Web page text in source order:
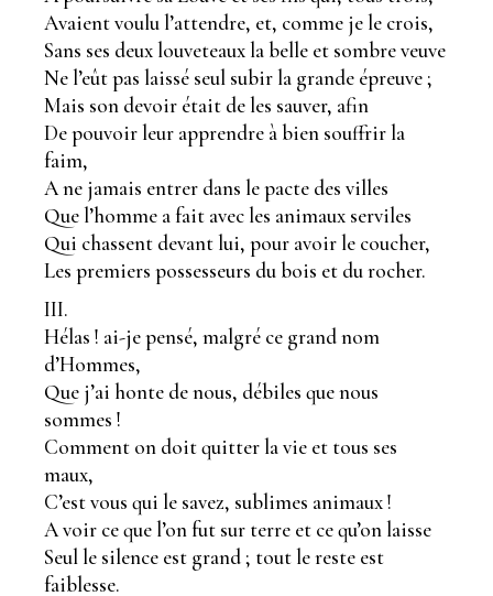
Avaient voulu l’attendre, et, comme je le crois,
Sans ses deux louveteaux la belle et sombre veuve
Ne l’eût pas laissé seul subir la grande épreuve ;
Mais son devoir était de les sauver, afin
De pouvoir leur apprendre à bien souffrir la
faim,
A ne jamais entrer dans le pacte des villes
Que l’homme a fait avec les animaux serviles
Qui chassent devant lui, pour avoir le coucher,
Les premiers possesseurs du bois et du rocher.
III.
Hélas ! ai-je pensé, malgré ce grand nom
d’Hommes,
Que j’ai honte de nous, débiles que nous
sommes !
Comment on doit quitter la vie et tous ses
maux,
C’est vous qui le savez, sublimes animaux !
A voir ce que l’on fut sur terre et ce qu’on laisse
Seul le silence est grand ; tout le reste est
faiblesse.